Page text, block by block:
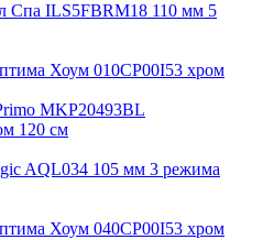
Спа ILS5FBRM18 110 мм 5
Хоум 010CP00I53 хром
MKP20493BL
120 см
AQL034 105 мм 3 режима
Хоум 040CP00I53 хром